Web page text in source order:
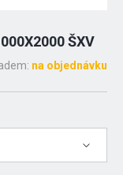
ŠXV
na objednávku